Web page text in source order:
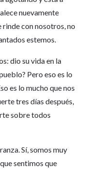
nuevamente
rinde con nosotros, no
estemos.
dio su vida en la
Pero eso es lo
es lo mucho que nos
tres días después,
sobre todos
Sí, somos muy
sentimos que